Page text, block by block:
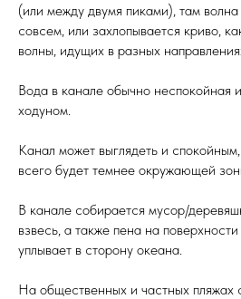
(или между двумя пиками), там
совсем, или захлопывается криво,
волны, идущих в разных
Вода в канале обычно неспокойная
ходуном.
Канал может выглядеть и
всего будет темнее окружающей
В канале собирается мусор/
взвесь, а также пена на
уплывает в сторону океана.
На общественных и частных пляжах